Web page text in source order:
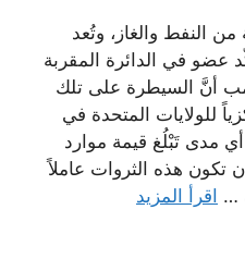
من النفط والغاز، وتُعد
عضو في الدائرة المقربة
أنَّ السيطرة على تلك
للولايات المتحدة في
مدى تَبْلُغ قيمة موارد
تكون هذه الثروات عاملاً
… اقرأ المزيد